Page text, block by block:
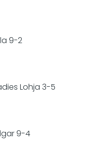
9-2
Lohja 3-5
9-4